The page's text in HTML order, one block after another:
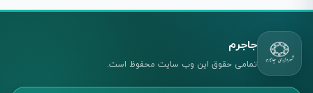
جاجرم
تمامی حقوق این وب سایت محفوظ است.